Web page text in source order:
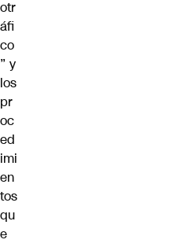
otr
áfi
co
” y
los
pr
oc
ed
imi
en
tos
qu
e